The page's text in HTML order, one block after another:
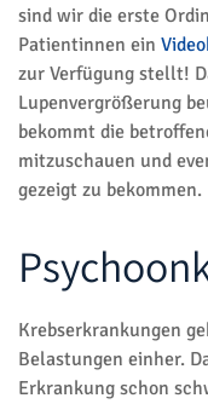
sind wir die erste
Patientinnen ein
zur Verfügung stellt!
Lupenvergrößerung
bekommt die
mitzuschauen und
gezeigt zu bekommen.
Krebserkrankungen
Belastungen einher.
Erkrankung schon